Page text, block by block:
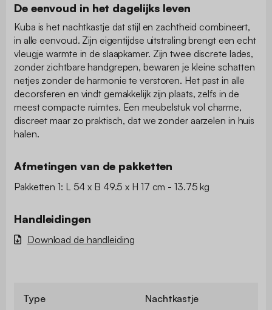
De eenvoud in het dagelijks leven
Kuba is het nachtkastje dat stijl en zachtheid combineert,
in alle eenvoud. Zijn eigentijdse uitstraling brengt een echt
vleugje warmte in de slaapkamer. Zijn twee discrete lades,
zonder zichtbare handgrepen, bewaren je kleine schatten
netjes zonder de harmonie te verstoren. Het past in alle
decorsferen en vindt gemakkelijk zijn plaats, zelfs in de
meest compacte ruimtes. Een meubelstuk vol charme,
discreet maar zo praktisch, dat we zonder aarzelen in huis
halen.
Afmetingen van de pakketten
Pakketten 1: L 54 x B 49.5 x H 17 cm - 13.75 kg
Handleidingen
Download de handleiding
Type Nachtkastje